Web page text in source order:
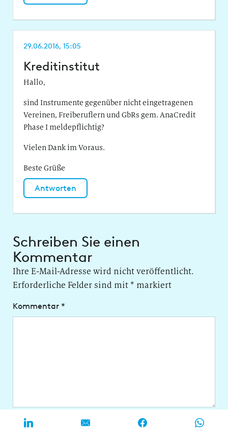
29.06.2016, 15:05
Kreditinstitut
Hallo,
sind Instrumente gegenüber nicht eingetragenen
Vereinen, Freiberuflern und GbRs gem. AnaCredit
Phase I meldepflichtig?
Vielen Dank im Voraus.
Beste Grüße
Antworten
Schreiben Sie einen
Kommentar
Ihre E-Mail-Adresse wird nicht veröffentlicht.
Erforderliche Felder sind mit* markiert
Kommentar *
Name